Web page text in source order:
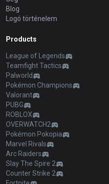
Blog
Logó történelem
Products
League of Legends
Teamfight Tactics
Palworld
Pokémon Champions
Valorant
PUBG
ROBLOX
OVERWATCH2
Pokémon Pokopia
Marvel Rivals
Arc Raiders
Slay The Spire 2
Counter Strike 2